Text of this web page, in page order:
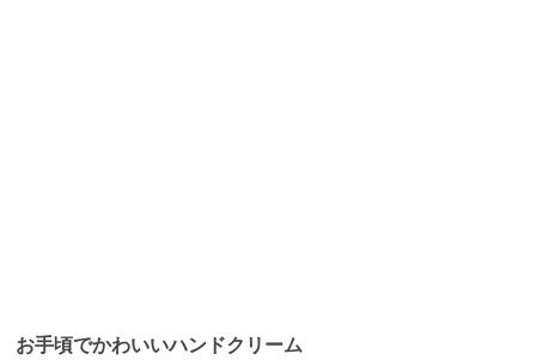
お手頃でかわいいハンドクリーム